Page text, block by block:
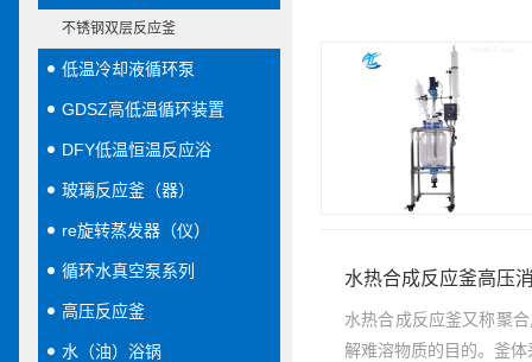
不锈钢双层反应釜
低温冷却液循环泵
GDSZ高低温循环装置
DFY低温恒温反应浴
玻璃反应釜（器）
re旋转蒸发器（仪）
循环水真空泵系列
高压反应釜
水（油）浴锅
水热合成反应釜高压
水热合成反应釜又称聚
解难溶物质的目的。釜